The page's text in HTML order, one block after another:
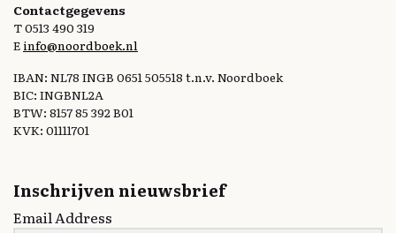
Contactgegevens
T 0513 490 319
E info@noordboek.nl
IBAN: NL78 INGB 0651 505518 t.n.v. Noordboek
BIC: INGBNL2A
BTW: 8157 85 392 B01
KVK: 01111701
Inschrijven nieuwsbrief
Email Address